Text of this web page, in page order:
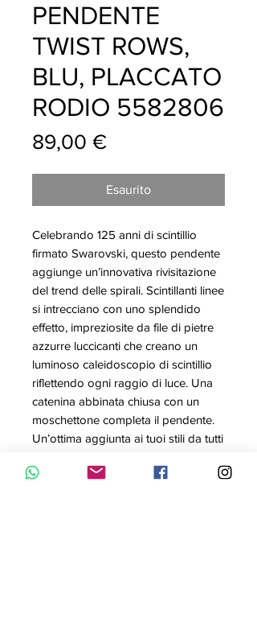
PENDENTE
TWIST ROWS,
BLU, PLACCATO
RODIO 5582806
89,00 €Prezzo
Esaurito
Celebrando 125 anni di scintillio
firmato Swarovski, questo pendente
aggiunge un’innovativa rivisitazione
del trend delle spirali. Scintillanti linee
si intrecciano con uno splendido
effetto, impreziosite da file di pietre
azzurre luccicanti che creano un
luminoso caleidoscopio di scintillio
riflettendo ogni raggio di luce. Una
catenina abbinata chiusa con un
moschettone completa il pendente.
Un’ottima aggiunta ai tuoi stili da tutti